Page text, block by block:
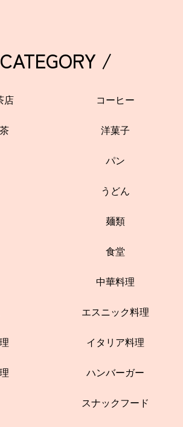
/
店 コーヒー
洋菓子
パン
うどん
麺類
食堂
中華料理
エスニック料理
イタリア料理
ハンバーガー
スナックフード